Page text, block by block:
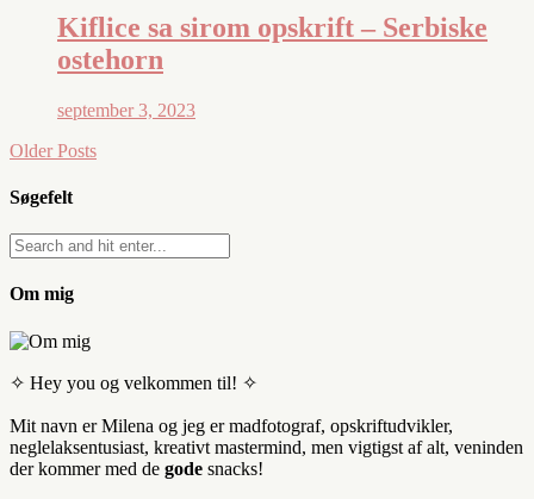
Kiflice sa sirom opskrift – Serbiske
ostehorn
september 3, 2023
Older Posts
Søgefelt
Om mig
✧ Hey you og velkommen til! ✧
Mit navn er Milena og jeg er madfotograf, opskriftudvikler,
neglelaksentusiast, kreativt mastermind, men vigtigst af alt, veninden
der kommer med de gode snacks!